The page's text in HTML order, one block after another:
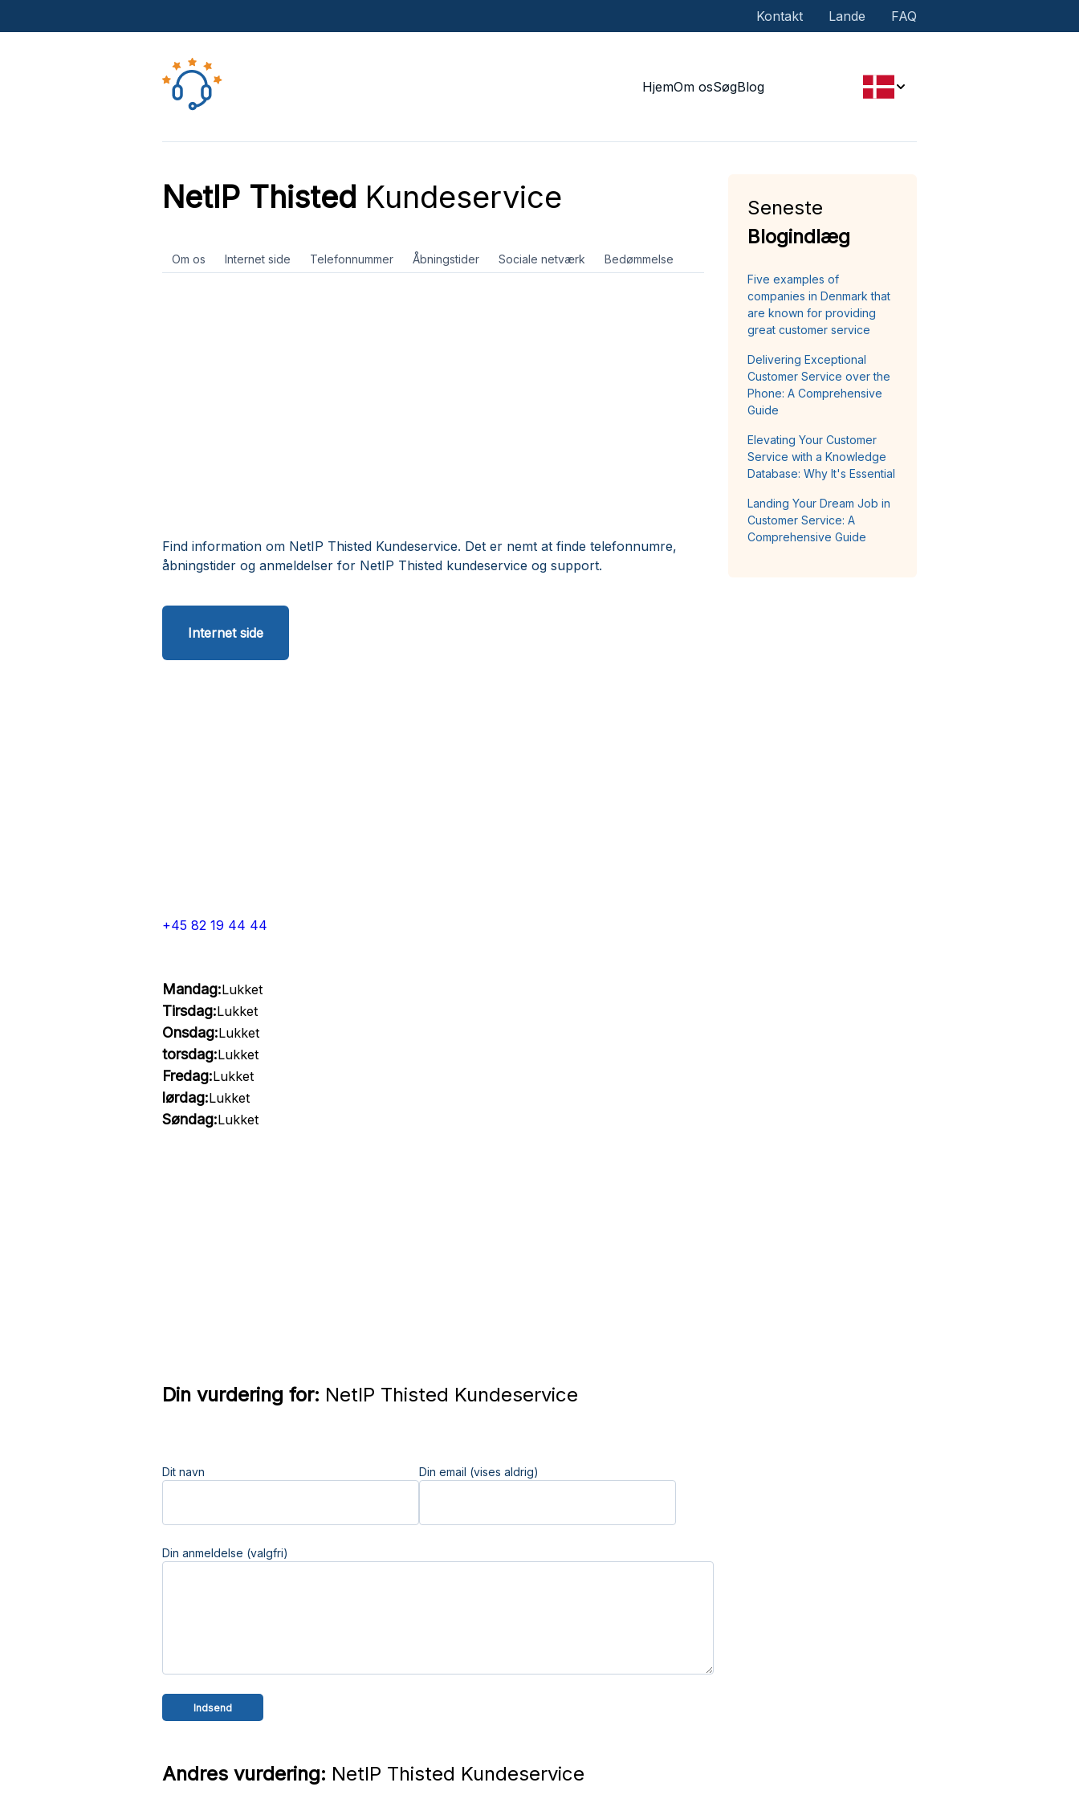
Kontakt Lande FAQ
HjemOm osSøgBlog
NetIP Thisted Kundeservice
Om os Internet side Telefonnummer Åbningstider Sociale netværk Bedømmelse
Find information om NetIP Thisted Kundeservice. Det er nemt at finde telefonnumre,
åbningstider og anmeldelser for NetIP Thisted kundeservice og support.
Internet side
+45 82 19 44 44
Mandag:Lukket
Tirsdag:Lukket
Onsdag:Lukket
torsdag:Lukket
Fredag:Lukket
lørdag:Lukket
Søndag:Lukket
Din vurdering for: NetIP Thisted Kundeservice
Dit navn Din email (vises aldrig)
Din anmeldelse (valgfri)
Andres vurdering: NetIP Thisted Kundeservice
Seneste
Blogindlæg
Five examples of
companies in Denmark that
are known for providing
great customer service
Delivering Exceptional
Customer Service over the
Phone: A Comprehensive
Guide
Elevating Your Customer
Service with a Knowledge
Database: Why It's Essential
Landing Your Dream Job in
Customer Service: A
Comprehensive Guide